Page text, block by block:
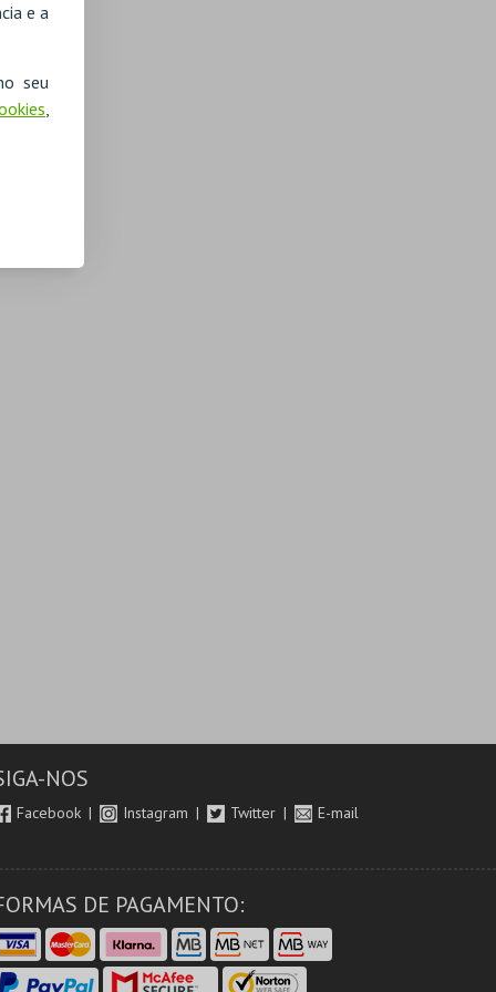
e a
seu
,
NOS
Facebook Instagram Twitter E-mail
DE PAGAMENTO: